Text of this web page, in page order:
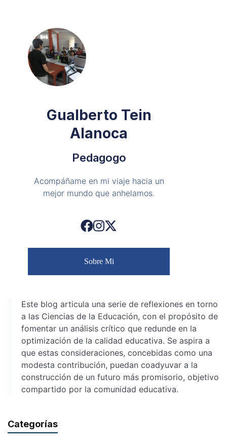
Gualberto Tein
Alanoca
Pedagogo
Acompáñame en mi viaje hacia un
mejor mundo que anhelamos.
Sobre Mi
Este blog articula una serie de reflexiones en torno
a las Ciencias de la Educación, con el propósito de
fomentar un análisis crítico que redunde en la
optimización de la calidad educativa. Se aspira a
que estas consideraciones, concebidas como una
modesta contribución, puedan coadyuvar a la
construcción de un futuro más promisorio, objetivo
compartido por la comunidad educativa.
Categorías